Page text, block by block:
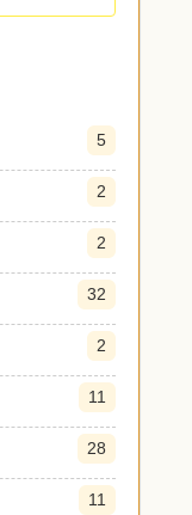
5
2
2
32
2
11
28
11